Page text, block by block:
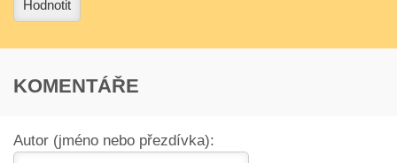
Hodnotit
KOMENTÁŘE
Autor (jméno nebo přezdívka):